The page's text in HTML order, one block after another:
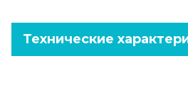
Технические